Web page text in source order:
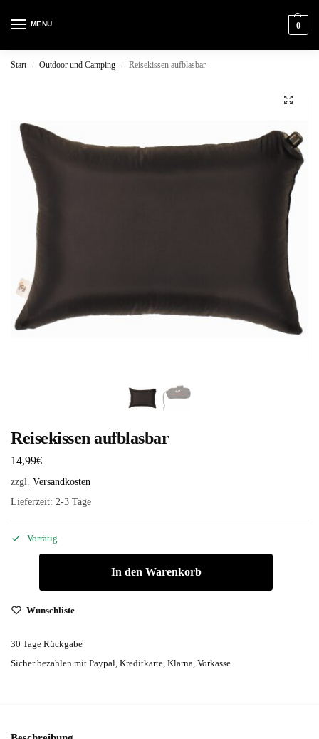
MENU 0
Start / Outdoor und Camping / Reisekissen aufblasbar
Reisekissen aufblasbar
14,99€
zzgl. Versandkosten
Lieferzeit: 2-3 Tage
Vorrätig
In den Warenkorb
Wunschliste
30 Tage Rückgabe
Sicher bezahlen mit Paypal, Kreditkarte, Klarna, Vorkasse